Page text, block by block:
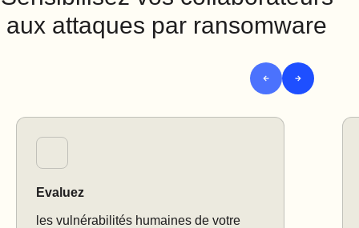
aux attaques par ransomware
Evaluez
les vulnérabilités humaines de votre